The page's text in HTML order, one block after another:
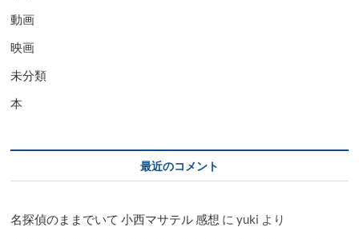
動画
映画
未分類
本
最近のコメント
名探偵のままでいて 小西マサテル 感想 にyuki より